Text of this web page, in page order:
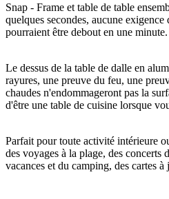
Snap - Frame et table de table
quelques secondes, aucune exigence
pourraient être debout en une minute.
Le dessus de la table de dalle en
rayures, une preuve du feu, une
chaudes n'endommageront pas la
d'être une table de cuisine lorsque
Parfait pour toute activité intérieure
des voyages à la plage, des concerts
vacances et du camping, des cartes à